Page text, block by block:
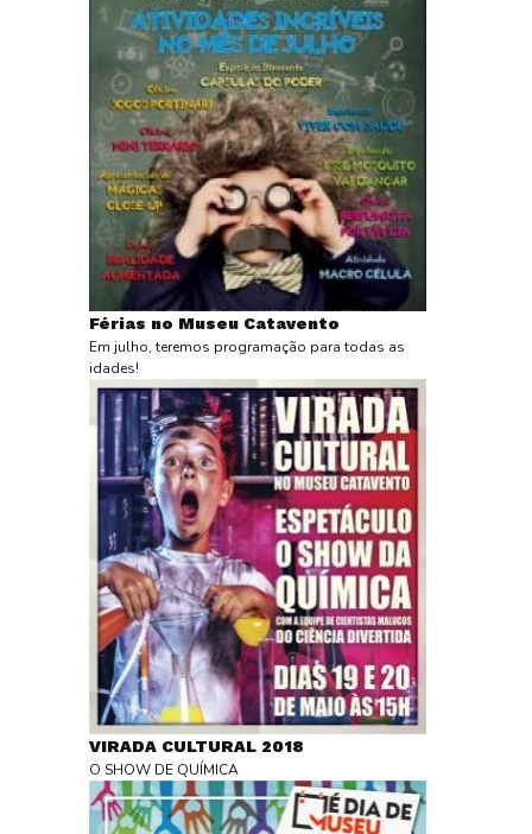
Férias no Museu Catavento
Em julho, teremos programação para todas as
idades!
VIRADA CULTURAL 2018
O SHOW DE QUÍMICA